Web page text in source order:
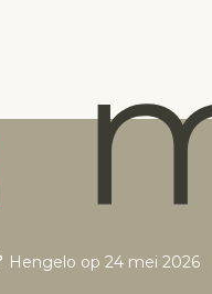
Hengelo op 24 mei 2026